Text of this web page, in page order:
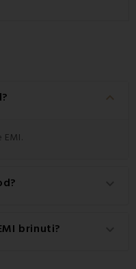
keyboard_arrow_down
pranje ovog
brinuti?